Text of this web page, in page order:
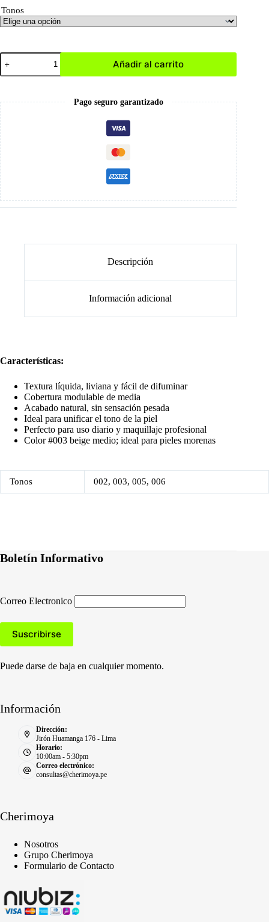
Tonos
Corrector
Líquido
Sin
Añadir al carrito
Pago seguro garantizado
Descripción
Información adicional
Características:
Textura líquida, liviana y fácil de difuminar
Cobertura modulable de media
Acabado natural, sin sensación pesada
Ideal para unificar el tono de la piel
Perfecto para uso diario y maquillaje profesional
Color #003 beige medio; ideal para pieles morenas
Tonos 002, 003, 005, 006
Boletín Informativo
Correo Electronico
Puede darse de baja en cualquier momento.
Información
Dirección:
Jirón Huamanga 176 - Lima
Horario:
10:00am - 5:30pm
Correo electrónico:
consultas@cherimoya.pe
Cherimoya
Nosotros
Grupo Cherimoya
Formulario de Contacto